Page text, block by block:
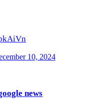
10, 2024
news